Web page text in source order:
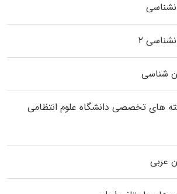
۲
شناسی
ﻫﺎی تخصصی داﻧﺸﮕﺎه ﻋﻠﻮم انتظامی
عربی